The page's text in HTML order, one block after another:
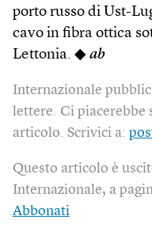
porto russo di Ust-
cavo in fibra ottica
Lettonia. ◆ ab
Internazionale
lettere. Ci piacerebbe
articolo. Scrivici a:
Questo articolo è
Internazionale, a
Abbonati